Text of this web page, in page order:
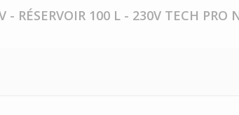
- RÉSERVOIR 100 L - 230V TECH PRO